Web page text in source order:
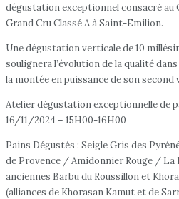
dégustation exceptionnel consacré au
Grand Cru Classé A à Saint-Emilion.
Une dégustation verticale de 10
soulignera l’évolution de la qualité
la montée en puissance de son second
Atelier dégustation exceptionnelle de
16/11/2024 – 15H00-16H00
Pains Dégustés : Seigle Gris des
de Provence / Amidonnier Rouge / La
anciennes Barbu du Roussillon et
(alliances de Khorasan Kamut et de